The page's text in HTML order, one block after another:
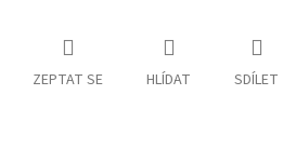
ZEPTAT SE HLÍDAT SDÍLET